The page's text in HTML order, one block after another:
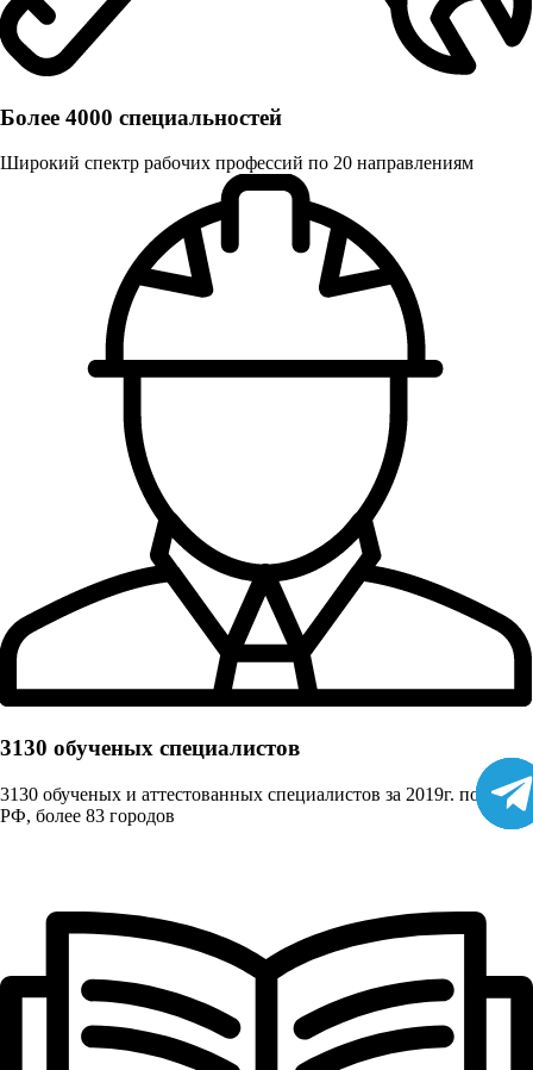
Более 4000 специальностей
Широкий спектр рабочих профессий по 20 направлениям
3130 обученых cпециалистов
3130 обученых и аттестованных специалистов за 2019г. по всей
РФ, более 83 городов